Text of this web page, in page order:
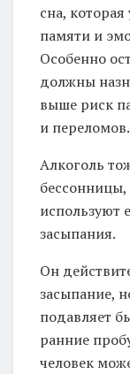
сна,
памяти и
Особенно
должны
выше риск
и переломов.
Алкоголь
используют
засыпания.
Он
засыпание,
подавляет
ранние
человек